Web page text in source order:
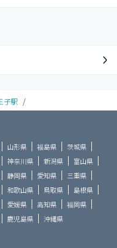
子駅 /
山形県 福島県
茨城県
神奈川県 新潟県
富山県
静岡県 愛知県
三重県
和歌山県 鳥取県
島根県
愛媛県 高知県
福岡県
鹿児島県 沖縄県